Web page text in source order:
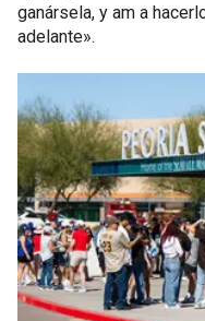
ganársela, y am a
adelante».